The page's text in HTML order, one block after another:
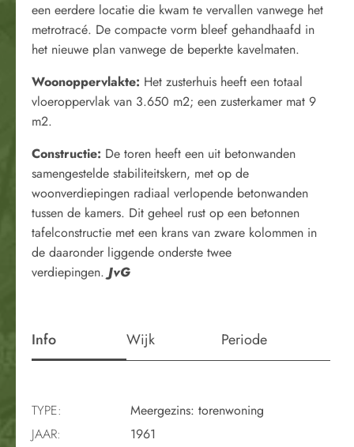
een eerdere locatie die kwam te vervallen vanwege het
metrotracé. De compacte vorm bleef gehandhaafd in
het nieuwe plan vanwege de beperkte kavelmaten.
Woonoppervlakte: Het zusterhuis heeft een totaal
vloeroppervlak van 3.650 m2; een zusterkamer mat 9
m2.
Constructie: De toren heeft een uit betonwanden
samengestelde stabiliteitskern, met op de
woonverdiepingen radiaal verlopende betonwanden
tussen de kamers. Dit geheel rust op een betonnen
tafelconstructie met een krans van zware kolommen in
de daaronder liggende onderste twee
verdiepingen. JvG
Info Wijk Periode
TYPE:
Meergezins: torenwoning
JAAR:
1961